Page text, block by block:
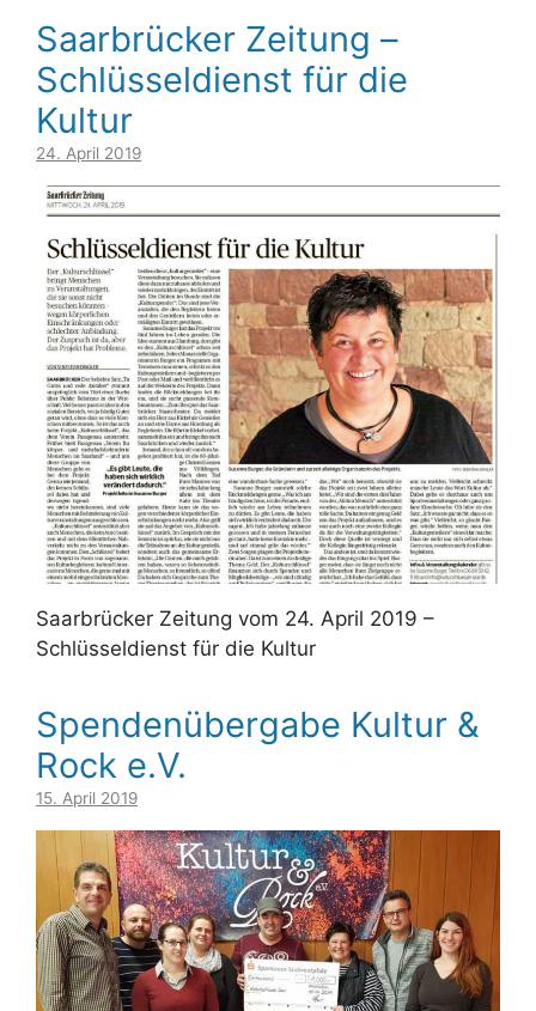
Saarbrücker Zeitung –
Schlüsseldienst für die
Kultur
24. April 2019
Saarbrücker Zeitung vom 24. April 2019 –
Schlüsseldienst für die Kultur
Spendenübergabe Kultur &
Rock e.V.
15. April 2019